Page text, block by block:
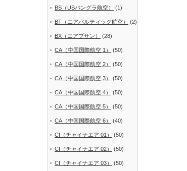
BS（USバングラ航空） (1)
BT（エアバルティック航空） (2)
BX（エアプサン） (28)
CA（中国国際航空 1） (50)
CA（中国国際航空 2） (50)
CA（中国国際航空 3） (50)
CA（中国国際航空 4） (50)
CA（中国国際航空 5） (50)
CA（中国国際航空 6） (40)
CI（チャイナエア 01） (50)
CI（チャイナエア 02） (50)
CI（チャイナエア 03） (50)